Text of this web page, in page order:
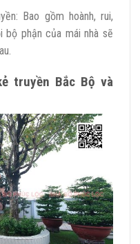
Bao gồm hoành, rui,
bộ phận của mái nhà sẽ
truyền Bắc Bộ và